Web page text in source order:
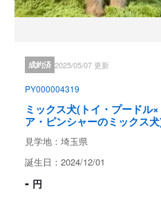
子犬の飼育相談
見学、受け渡しについて
犬舎所在地
お支払い方法
成約済 2025/05/07 更新
PY000004319
ミックス犬(トイ・プードル
ア・ピンシャーのミックス
見学地：埼玉県
誕生日：2024/12/01
- 円